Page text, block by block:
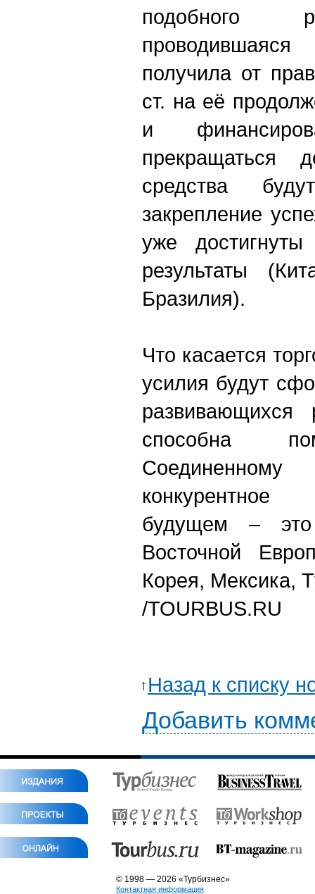
подобного
получила от
ст. на её
и
средства
закрепление
уже
результаты
Бразилия).
Что касается
усилия будут
развивающихся
cпособна
будущем –
Восточной
Корея, Мексика,
/TOURBUS.RU
Назад к списку
Добавить
© 1998 — 2026 «Турбизнес»
Контактная информация